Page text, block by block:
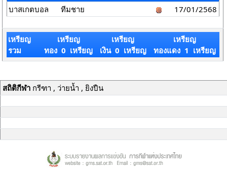
บาสเกตบอล ทีมชาย 17/01/2568
เหรียญ
รวม
เหรียญ
ทอง 0 เหรียญ
เหรียญ
เงิน 0 เหรียญ
เหรียญ
ทองแดง 1 เหรียญ
สถิติกีฬากรีฑา , ว่ายน้ำ , ยิงปืน